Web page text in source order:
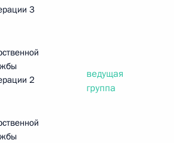
3
2
ведущая
группа